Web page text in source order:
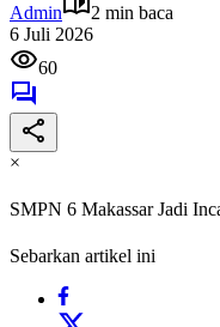
Admin
2 min baca
6 Juli 2026
60
×
SMPN 6 Makassar Jadi
Sebarkan artikel ini